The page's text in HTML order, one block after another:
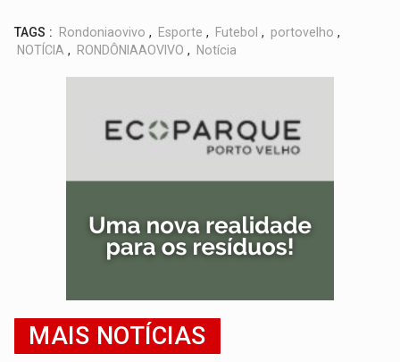
TAGS : Rondoniaovivo , Esporte , Futebol , portovelho ,
NOTÍCIA , RONDÔNIAAOVIVO , Notícia
MAIS NOTÍCIAS